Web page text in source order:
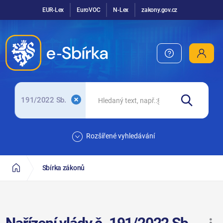
EUR-Lex EuroVOC N-Lex zakony.gov.cz
191/2022 Sb.
Rozšířené vyhledávání
Sbírka zákonů